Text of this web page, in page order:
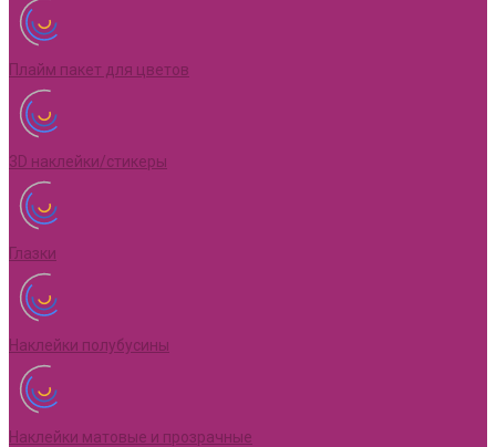
Плайм пакет для цветов
3D наклейки/стикеры
Глазки
Наклейки полубусины
Наклейки матовые и прозрачные